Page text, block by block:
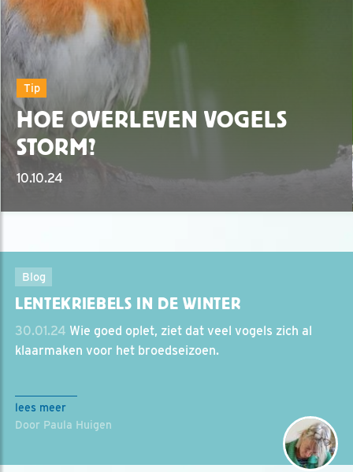
Tip
HOE OVERLEVEN VOGELS
STORM?
10.10.24
Blog
LENTEKRIEBELS IN DE WINTER
30.01.24 Wie goed oplet, ziet dat veel vogels zich al
klaarmaken voor het broedseizoen.
lees meer
Door Paula Huigen